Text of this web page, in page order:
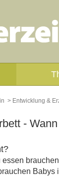
> Entwicklung &
-